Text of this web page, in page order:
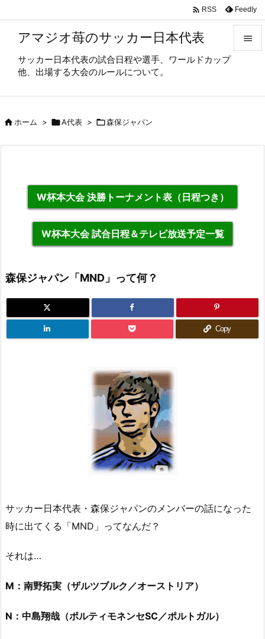
アマジオ苺のサッカー日本代表
サッカー日本代表の試合日程や選手、ワールドカップ
他、出場する大会のルールについて。


 RSS Feedly
ホーム > A代表 > 森保ジャパン
W杯本大会 決勝トーナメント表（日程つき）
W杯本大会 試合日程＆テレビ放送予定一覧
森保ジャパン「MND」って何？
Copy
サッカー日本代表・森保ジャパンのメンバーの話になった
時に出てくる「MND」ってなんだ？
それは…
M：南野拓実（ザルツブルク／オーストリア）
N：中島翔哉（ポルティモネンセSC／ポルトガル）